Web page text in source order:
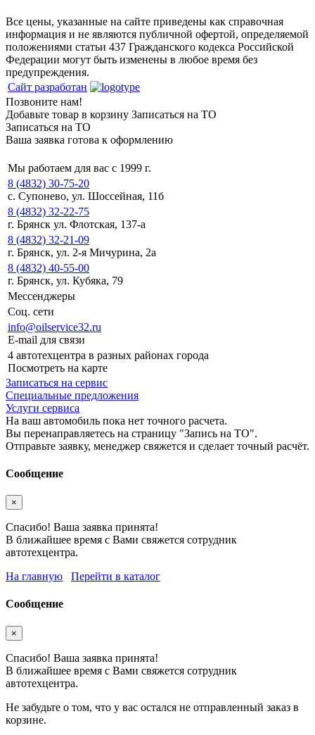
Все цены, указанные на сайте приведены как справочная
информация и не являются публичной офертой, определяемой
положениями статьи 437 Гражданского кодекса Российской
Федерации могут быть изменены в любое время без
предупреждения.
Сайт разработан
Позвоните нам!
Добавьте товар в корзину Записаться на ТО
Записаться на ТО
Ваша заявка готова к оформлению
Мы работаем для вас с 1999 г.
8 (4832) 30-75-20
с. Супонево, ул. Шоссейная, 11б
8 (4832) 32-22-75
г. Брянск ул. Флотская, 137-а
8 (4832) 32-21-09
г. Брянск, ул. 2-я Мичурина, 2а
8 (4832) 40-55-00
г. Брянск, ул. Кубяка, 79
Мессенджеры
Соц. сети
info@oilservice32.ru
E-mail для связи
4 автотехцентра в разных районах города
Посмотреть на карте
Записаться на сервис
Специальные предложения
Услуги сервиса
На ваш автомобиль пока нет точного расчета.
Вы перенаправляетесь на страницу "Запись на ТО".
Отправьте заявку, менеджер свяжется и сделает точный расчёт.
Сообщение
×
Спасибо! Ваша заявка принята!
В ближайшее время с Вами свяжется сотрудник
автотехцентра.
На главную
Перейти в каталог
Сообщение
×
Спасибо! Ваша заявка принята!
В ближайшее время с Вами свяжется сотрудник
автотехцентра.
Не забудьте о том, что у вас остался не отправленный заказ в
корзине.